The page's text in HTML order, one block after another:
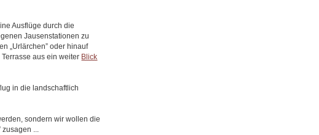
Ausflüge durch die
Jausenstationen zu
„Urlärchen” oder hinauf
aus ein weiter Blick
in die landschaftlich
sondern wir wollen die
zusagen ...